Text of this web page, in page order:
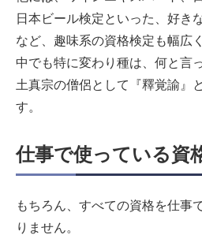
日本ビール検定といった、好き
など、趣味系の資格検定も幅広
中でも特に変わり種は、何と言
土真宗の僧侶として『釋覚諭』
す。
仕事で使っている資
もちろん、すべての資格を仕事
りません。